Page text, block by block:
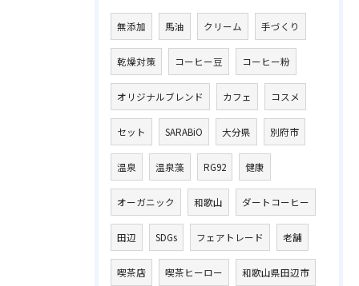
無添加 馬油 クリーム 手づくり
乾燥対策 コーヒー豆 コーヒー粉
オリジナルブレンド カフェ コスメ
セット SARABiO 大分県 別府市
温泉 温泉藻 RG92 健康
オーガニック 和歌山 ダートコーヒー
田辺 SDGs フェアトレード 老舗
喫茶店 喫茶ヒーロー 和歌山県田辺市